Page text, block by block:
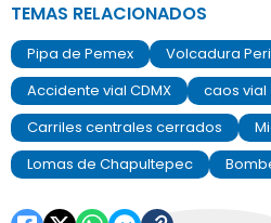
TEMAS RELACIONADOS
Pipa de Pemex
Volcadura
Accidente vial CDMX
caos vial
Carriles centrales cerrados
Lomas de Chapultepec